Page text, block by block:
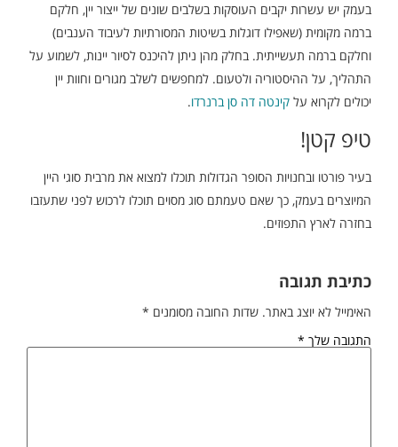
בעמק יש עשרות יקבים העוסקות בשלבים שונים של ייצור יין, חלקם
ברמה מקומית (שאפילו דוגלות בשיטות המסורתיות לעיבוד הענבים)
וחלקם ברמה תעשייתית. בחלק מהן ניתן להיכנס לסיור יינות, לשמוע על
התהליך, על ההיסטוריה ולטעום. למחפשים לשלב מגורים וחוות יין
יכולים לקרוא עלקינטה דה סן ברנרדו.
טיפ קטן!
בעיר פורטו ובחנויות הסופר הגדולות תוכלו למצוא את מרבית סוגי היין
המיוצרים בעמק, כך שאם טעמתם סוג מסוים תוכלו לרכוש לפני שתעזבו
בחזרה לארץ התפוזים.
כתיבת תגובה
האימייל לא יוצג באתר. שדות החובה מסומנים*
התגובה שלך*